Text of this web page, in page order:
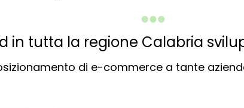
in tutta la regione Calabria
di e-commerce a tante